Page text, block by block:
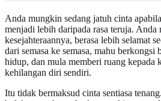
Anda mungkin sedang jatuh cinta
menjadi lebih daripada rasa teruja. Anda
kesejahteraannya, berasa lebih selamat
dari semasa ke semasa, mahu berkongsi
hidup, dan mula memberi ruang kepada
kehilangan diri sendiri.
Itu tidak bermaksud cinta sentiasa